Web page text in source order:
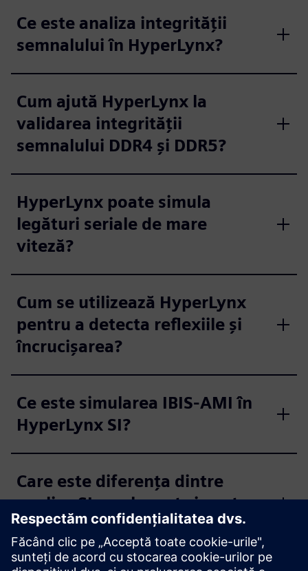
Ce este analiza integrității
semnalului în HyperLynx?
Cum ajută HyperLynx la
validarea integrității
semnalului DDR4 și DDR5?
HyperLynx poate simula
legături seriale de mare
viteză?
Cum se utilizează HyperLynx
pentru a detecta reflexiile și
încrucișarea?
Ce este simularea IBIS-AMI în
HyperLynx SI?
Care este diferența dintre
analiza SI pre-layout și post-
layout în HyperLynx?